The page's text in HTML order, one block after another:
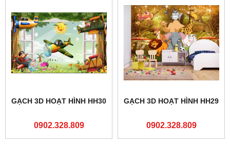
GẠCH 3D HOẠT HÌNH HH30
0902.328.809
GẠCH 3D HOẠT HÌNH HH29
0902.328.809